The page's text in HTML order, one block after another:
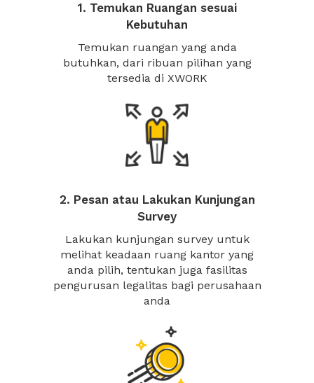
1. Temukan Ruangan sesuai
Kebutuhan
Temukan ruangan yang anda
butuhkan, dari ribuan pilihan yang
tersedia di XWORK
2. Pesan atau Lakukan Kunjungan
Survey
Lakukan kunjungan survey untuk
melihat keadaan ruang kantor yang
anda pilih, tentukan juga fasilitas
pengurusan legalitas bagi perusahaan
anda